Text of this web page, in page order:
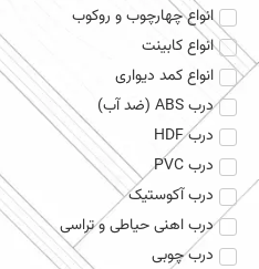
انواع چهارچوب و روکوب
انواع کابینت
انواع کمد دیواری
درب ABS (ضد آب)
درب HDF
درب PVC
درب آکوستیک
درب اهنی حیاطی و تراسی
درب چوبی